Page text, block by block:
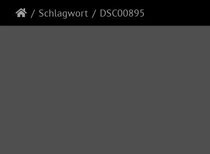
Schlagwort DSC00895